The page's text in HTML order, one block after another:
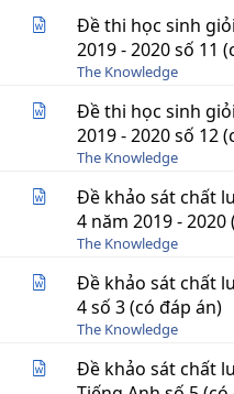
Đề thi học sinh
2019 - 2020 số 11
The Knowledge
Đề thi học sinh
2019 - 2020 số 12
The Knowledge
Đề khảo sát chất
4 năm 2019 - 2020
The Knowledge
Đề khảo sát chất
4 số 3 (có đáp án)
The Knowledge
Đề khảo sát chất